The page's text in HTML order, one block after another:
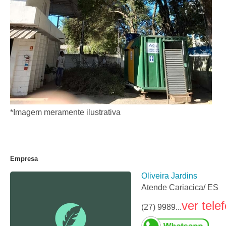
*Imagem meramente ilustrativa
Empresa
Oliveira Jardins
Atende Cariacica/ ES
(27) 9989...ver